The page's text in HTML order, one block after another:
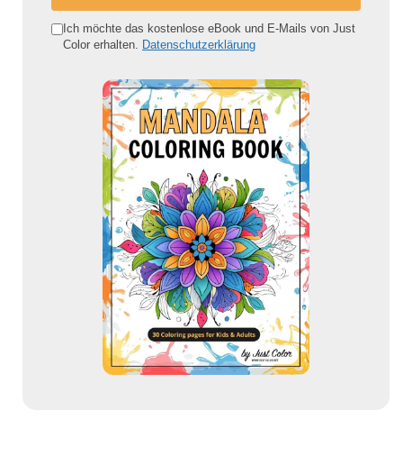
e Ich möchte das kostenlose eBook und E-Mails von Just
Color erhalten.
Datenschutzerklärung